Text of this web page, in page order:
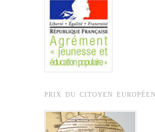
PRIX DU CITOYEN EUROPÉEN